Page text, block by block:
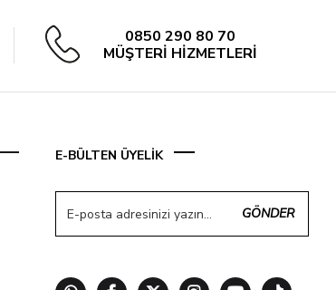
0850 290 80 70
MÜŞTERİ HİZMETLERİ
E-BÜLTEN ÜYELİK
GÖNDER